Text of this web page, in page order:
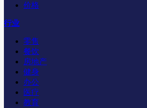
价格
行业
零售
餐饮
房地产
健身
办公
医疗
教育